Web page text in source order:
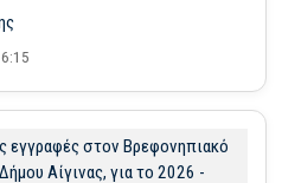
εγγραφές στον Βρεφονηπιακό
Αίγινας, για το 2026 -